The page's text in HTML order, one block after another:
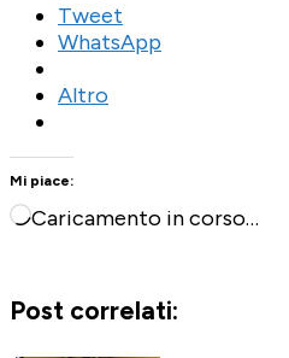
Tweet
WhatsApp
Altro
Mi piace:
Caricamento in corso…
Post correlati: